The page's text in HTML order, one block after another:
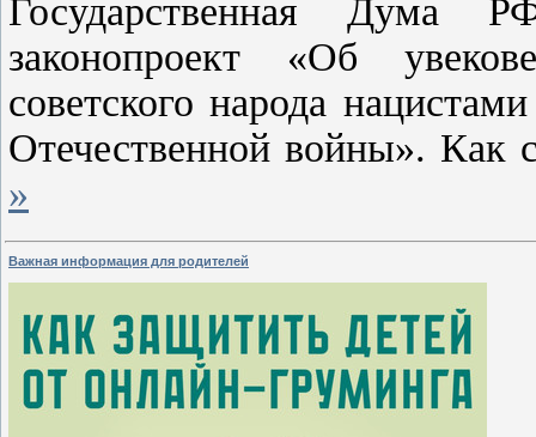
Государственная Дума
законопроект «Об
советского народа
Отечественной войны». Как
»
Важная информация для родителей